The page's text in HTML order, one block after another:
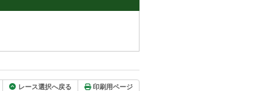
レース選択へ戻る 印刷用ページ